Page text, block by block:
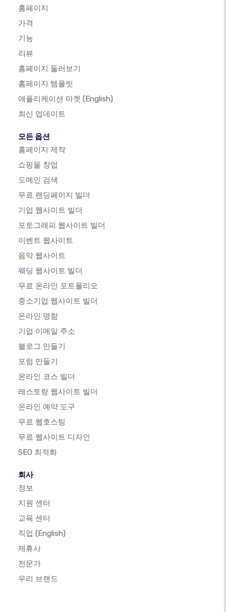
홈페이지
가격
기능
리뷰
홈페이지 둘러보기
홈페이지 템플릿
애플리케이션 마켓 (English)
최신 업데이트
모든 옵션
홈페이지 제작
쇼핑몰 창업
도메인 검색
무료 랜딩페이지 빌더
기업 웹사이트 빌더
포토그래피 웹사이트 빌더
이벤트 웹사이트
음악 웹사이트
웨딩 웹사이트 빌더
무료 온라인 포트폴리오
중소기업 웹사이트 빌더
온라인 명함
기업 이메일 주소
블로그 만들기
포럼 만들기
온라인 코스 빌더
레스토랑 웹사이트 빌더
온라인 예약 도구
무료 웹호스팅
무료 웹사이트 디자인
SEO 최적화
회사
정보
지원 센터
교육 센터
직업 (English)
제휴사
전문가
우리 브랜드